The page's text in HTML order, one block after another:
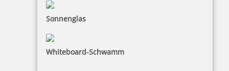
Sonnenglas
Whiteboard-Schwamm
INFORMATIONEN
Impressum
Datenschutz